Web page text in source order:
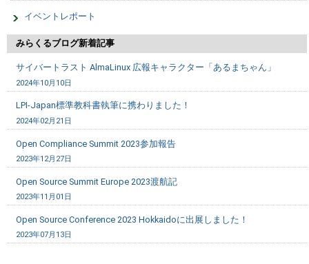
イベントレポート
みらくるブログ新着記事
サイバートラスト AlmaLinux 広報キャラクター「あるまちゃん」
2024年10月10日
LPI-Japan標準教科書執筆に携わりました！
2024年02月21日
Open Compliance Summit 2023参加報告
2023年12月27日
Open Source Summit Europe 2023渡航記
2023年11月01日
Open Source Conference 2023 Hokkaidoに出展しました！
2023年07月13日